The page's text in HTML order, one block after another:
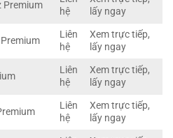
Premium
hệ
lấy ngay
Liên
hệ
Xem trực tiếp,
lấy ngay
Liên
hệ
Xem trực tiếp,
lấy ngay
Liên
hệ
Xem trực tiếp,
lấy ngay